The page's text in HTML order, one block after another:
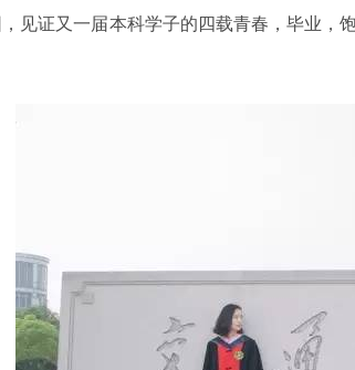
见证又一届本科学子的四载青春，毕业，